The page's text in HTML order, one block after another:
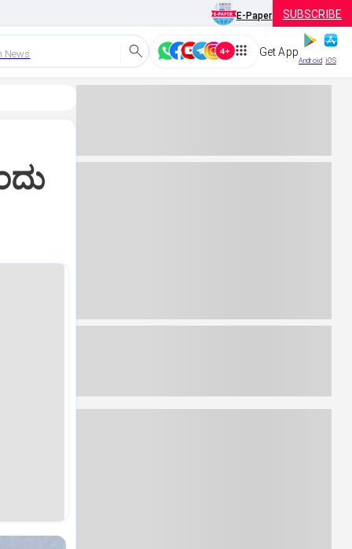
E-Paper SUBSCRIBE
News Get App
Android iOS